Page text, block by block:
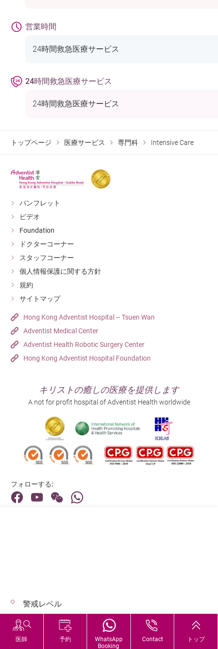
営業時間
24時間救急医療サービス
24時間救急医療サービス
24時間救急医療サービス
医師 予約
WhatsApp
Booking
Contact トップ
トップページ 医療サービス 専門科 Intensive Care
パンフレット
ビデオ
Foundation
ドクターコーナー
スタッフコーナー
個人情報保護に関する方針
規約
サイトマップ
Hong Kong Adventist Hospital – Tsuen Wan
Adventist Medical Center
Adventist Health Robotic Surgery Center
Hong Kong Adventist Hospital Foundation
キリストの癒しの医療を提供します
A not for profit hospital of Adventist Health worldwide
フォローする:
© 2026 著作権©アドベンティストヘルス 無断転載を禁じます。
警戒レベル
Hospital Services During Bad Weather